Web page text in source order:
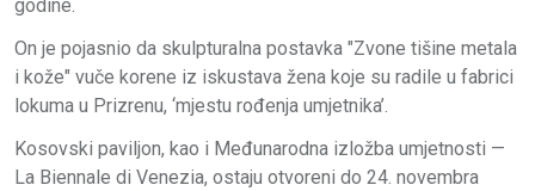
godine.
On je pojasnio da skulpturalna postavka "Zvone tišine metala
i kože" vuče korene iz iskustava žena koje su radile u fabrici
lokuma u ​​Prizrenu, ‘mjestu rođenja umjetnika’.
Kosovski paviljon, kao i Međunarodna izložba umjetnosti —
La Biennale di Venezia, ostaju otvoreni do 24. novembra